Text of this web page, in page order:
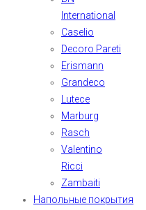
International
Caselio
Decoro Pareti
Erismann
Grandeco
Lutece
Marburg
Rasch
Valentino
Ricci
Zambaiti
Напольные покрытия